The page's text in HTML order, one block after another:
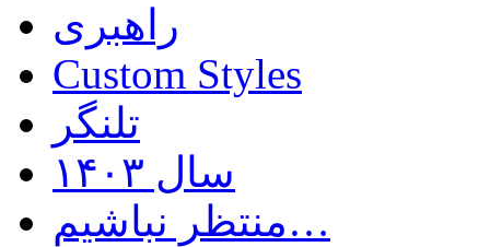
راهبری
Custom Styles
تلنگر
سال ۱۴۰۳
منتظر نباشیم…